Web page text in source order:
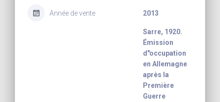
Année de vente 2013
Sarre, 1920.
Émission
d"occupation
en Allemagne
après la
Première
Guerre